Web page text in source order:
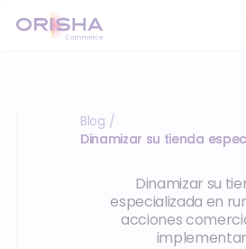
Blog /
Dinamizar su tienda
Dinamizar su
especializada en
acciones
implementar